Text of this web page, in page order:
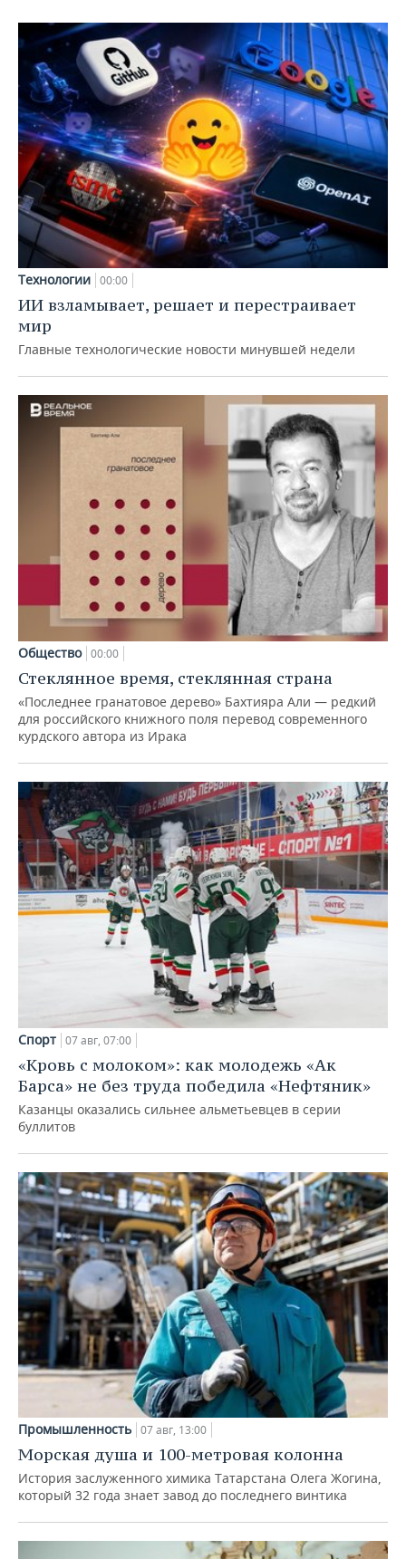
Технологии 00:00
ИИ взламывает, решает и перестраивает
мир
Главные технологические новости минувшей недели
Общество 00:00
Стеклянное время, стеклянная страна
«Последнее гранатовое дерево» Бахтияра Али — редкий
для российского книжного поля перевод современного
курдского автора из Ирака
Спорт 07 авг, 07:00
«Кровь с молоком»: как молодежь «Ак
Барса» не без труда победила «Нефтяник»
Казанцы оказались сильнее альметьевцев в серии
буллитов
Промышленность 07 авг, 13:00
Морская душа и 100-метровая колонна
История заслуженного химика Татарстана Олега Жогина,
который 32 года знает завод до последнего винтика